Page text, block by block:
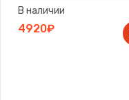
В наличии
4920₽